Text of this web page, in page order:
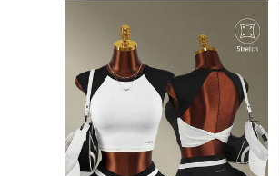
co, regalo de cumpleaños o aniver